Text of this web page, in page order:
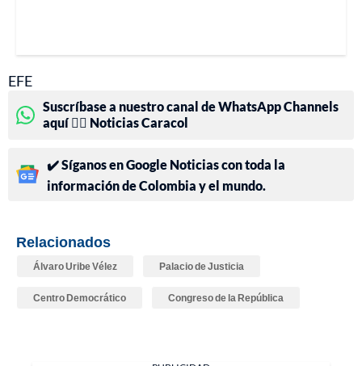
EFE
Suscríbase a nuestro canal de WhatsApp Channels
aquí 👉🏻 Noticias Caracol
✔️ Síganos en Google Noticias con toda la
información de Colombia y el mundo.
Relacionados
Álvaro Uribe Vélez Palacio de Justicia
Centro Democrático Congreso de la República